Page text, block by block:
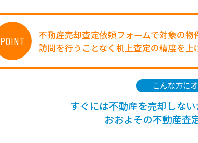
POINT
不動産売却査定依頼フォームで対象の物
訪問を行うことなく机上査定の精度を上
こんな方に
すぐには不動産を売却しない
おおよその不動産査